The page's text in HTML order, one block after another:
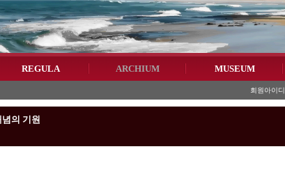
REGULA ARCHIUM MUSEUM
회원아이디
의 기원